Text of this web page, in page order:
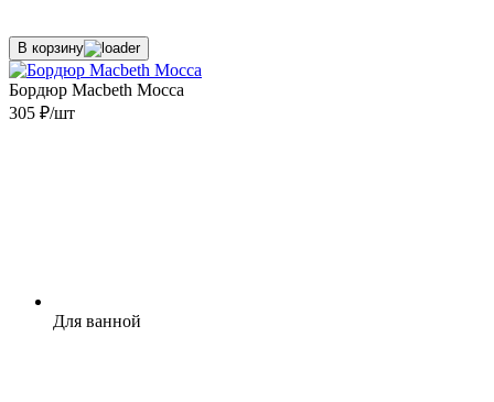
В корзину
Бордюр Macbeth Mocca
305 ₽/шт
Для ванной